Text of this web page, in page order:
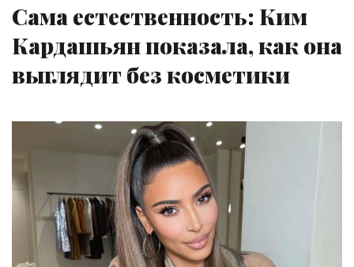
Сама естественность: Ким
Кардашьян показала, как она
выглядит без косметики